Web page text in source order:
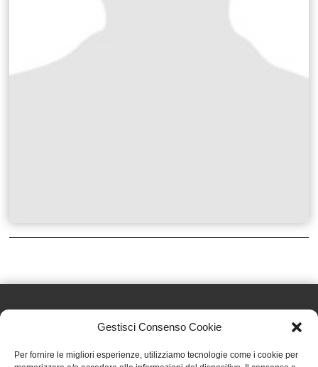
Gestisci Consenso Cookie
Per fornire le migliori esperienze, utilizziamo tecnologie come i cookie per
Effatà Editrice di Pellegrino Paolo SAS